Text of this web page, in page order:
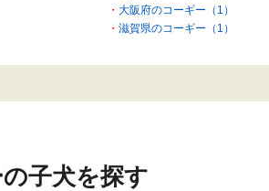
大阪府のコーギー（1）
滋賀県のコーギー（1）
子犬を探す